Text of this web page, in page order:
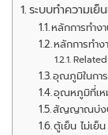
ระบบทำความเย็
หลักการทำง
หลักการทำ
อุณภูมิในการ
อุณหภูมิที่เห
สัญญาณบ่งบ
ตู้เย็น ไม่เย็